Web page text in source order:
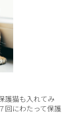
護猫も入れてみ
回にわたって保護